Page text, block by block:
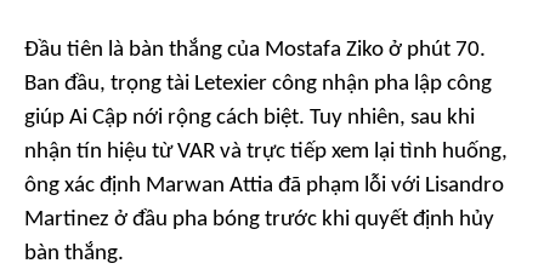
Đầu tiên là bàn thắng của Mostafa Ziko ở phút 70.
Ban đầu, trọng tài Letexier công nhận pha lập công
giúp Ai Cập nới rộng cách biệt. Tuy nhiên, sau khi
nhận tín hiệu từ VAR và trực tiếp xem lại tình huống,
ông xác định Marwan Attia đã phạm lỗi với Lisandro
Martinez ở đầu pha bóng trước khi quyết định hủy
bàn thắng.